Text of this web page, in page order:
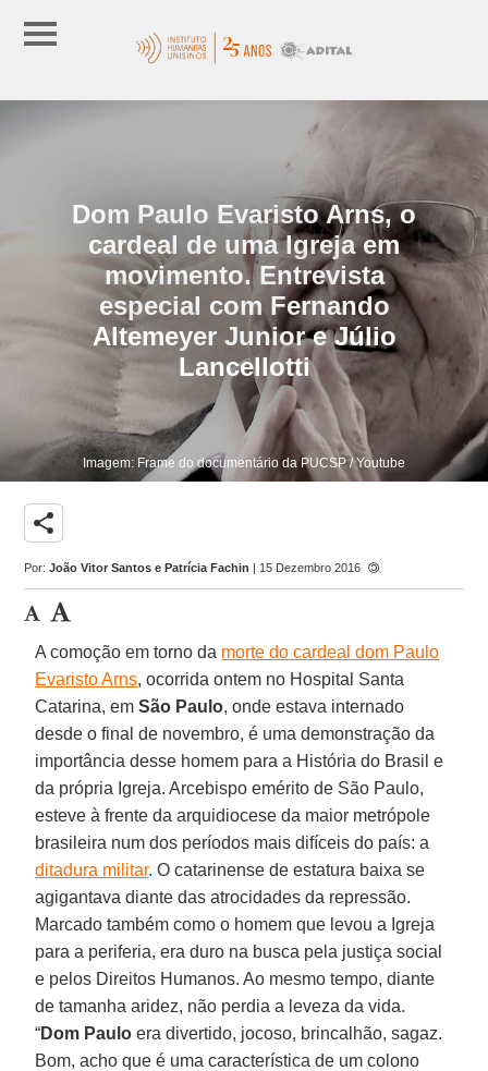
Dom Paulo Evaristo Arns, o
cardeal de uma Igreja em
movimento. Entrevista
especial com Fernando
Altemeyer Junior e Júlio
Lancellotti
Imagem: Frame do documentário da PUCSP / Youtube
share
Por:João Vitor Santos e Patrícia Fachin | 15 Dezembro 2016
A comoção em torno da morte do cardeal dom Paulo
Evaristo Arns, ocorrida ontem no Hospital Santa
Catarina, emSão Paulo, onde estava internado
desde o final de novembro, é uma demonstração da
importância desse homem para a História do Brasil e
da própria Igreja. Arcebispo emérito de São Paulo,
esteve à frente da arquidiocese da maior metrópole
brasileira num dos períodos mais difíceis do país: a
ditadura militar. O catarinense de estatura baixa se
agigantava diante das atrocidades da repressão.
Marcado também como o homem que levou a Igreja
para a periferia, era duro na busca pela justiça social
e pelos Direitos Humanos. Ao mesmo tempo, diante
de tamanha aridez, não perdia a leveza da vida.
“Dom Paulo era divertido, jocoso, brincalhão, sagaz.
Bom, acho que é uma característica de um colono